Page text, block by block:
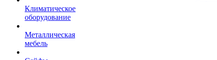
Климатическое
оборудование
Металлическая
мебель